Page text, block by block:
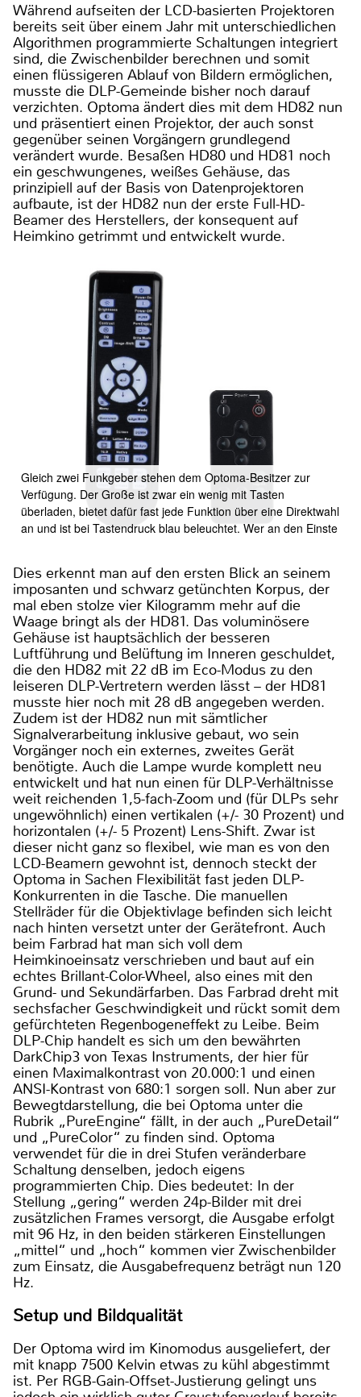
Während aufseiten der LCD-basierten Projektoren
bereits seit über einem Jahr mit unterschiedlichen
Algorithmen programmierte Schaltungen integriert
sind, die Zwischenbilder berechnen und somit
einen flüssigeren Ablauf von Bildern ermöglichen,
musste die DLP-Gemeinde bisher noch darauf
verzichten. Optoma ändert dies mit dem HD82 nun
und präsentiert einen Projektor, der auch sonst
gegenüber seinen Vorgängern grundlegend
verändert wurde. Besaßen HD80 und HD81 noch
ein geschwungenes, weißes Gehäuse, das
prinzipiell auf der Basis von Datenprojektoren
aufbaute, ist der HD82 nun der erste Full-HD-
Beamer des Herstellers, der konsequent auf
Heimkino getrimmt und entwickelt wurde.
Gleich zwei Funkgeber stehen dem Optoma-Besitzer zur
Verfügung. Der Große ist zwar ein wenig mit Tasten
überladen, bietet dafür fast jede Funktion über eine Direktwahl
an und ist bei Tastendruck blau beleuchtet. Wer an den Einste
Dies erkennt man auf den ersten Blick an seinem
imposanten und schwarz getünchten Korpus, der
mal eben stolze vier Kilogramm mehr auf die
Waage bringt als der HD81. Das voluminösere
Gehäuse ist hauptsächlich der besseren
Luftführung und Belüftung im Inneren geschuldet,
die den HD82 mit 22 dB im Eco-Modus zu den
leiseren DLP-Vertretern werden lässt – der HD81
musste hier noch mit 28 dB angegeben werden.
Zudem ist der HD82 nun mit sämtlicher
Signalverarbeitung inklusive gebaut, wo sein
Vorgänger noch ein externes, zweites Gerät
benötigte. Auch die Lampe wurde komplett neu
entwickelt und hat nun einen für DLP-Verhältnisse
weit reichenden 1,5-fach-Zoom und (für DLPs sehr
ungewöhnlich) einen vertikalen (+/- 30 Prozent) und
horizontalen (+/- 5 Prozent) Lens-Shift. Zwar ist
dieser nicht ganz so flexibel, wie man es von den
LCD-Beamern gewohnt ist, dennoch steckt der
Optoma in Sachen Flexibilität fast jeden DLP-
Konkurrenten in die Tasche. Die manuellen
Stellräder für die Objektivlage befinden sich leicht
nach hinten versetzt unter der Gerätefront. Auch
beim Farbrad hat man sich voll dem
Heimkinoeinsatz verschrieben und baut auf ein
echtes Brillant-Color-Wheel, also eines mit den
Grund- und Sekundärfarben. Das Farbrad dreht mit
sechsfacher Geschwindigkeit und rückt somit dem
gefürchteten Regenbogeneffekt zu Leibe. Beim
DLP-Chip handelt es sich um den bewährten
DarkChip3 von Texas Instruments, der hier für
einen Maximalkontrast von 20.000:1 und einen
ANSI-Kontrast von 680:1 sorgen soll. Nun aber zur
Bewegtdarstellung, die bei Optoma unter die
Rubrik „PureEngine“ fällt, in der auch „PureDetail“
und „PureColor“ zu finden sind. Optoma
verwendet für die in drei Stufen veränderbare
Schaltung denselben, jedoch eigens
programmierten Chip. Dies bedeutet: In der
Stellung „gering“ werden 24p-Bilder mit drei
zusätzlichen Frames versorgt, die Ausgabe erfolgt
mit 96 Hz, in den beiden stärkeren Einstellungen
„mittel“ und „hoch“ kommen vier Zwischenbilder
zum Einsatz, die Ausgabefrequenz beträgt nun 120
Hz.
Setup und Bildqualität
Der Optoma wird im Kinomodus ausgeliefert, der
mit knapp 7500 Kelvin etwas zu kühl abgestimmt
ist. Per RGB-Gain-Offset-Justierung gelingt uns